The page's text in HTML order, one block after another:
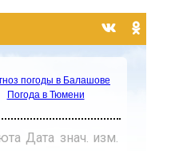
погоды в Балашове
Погода в Тюмени
Дата знач. изм.